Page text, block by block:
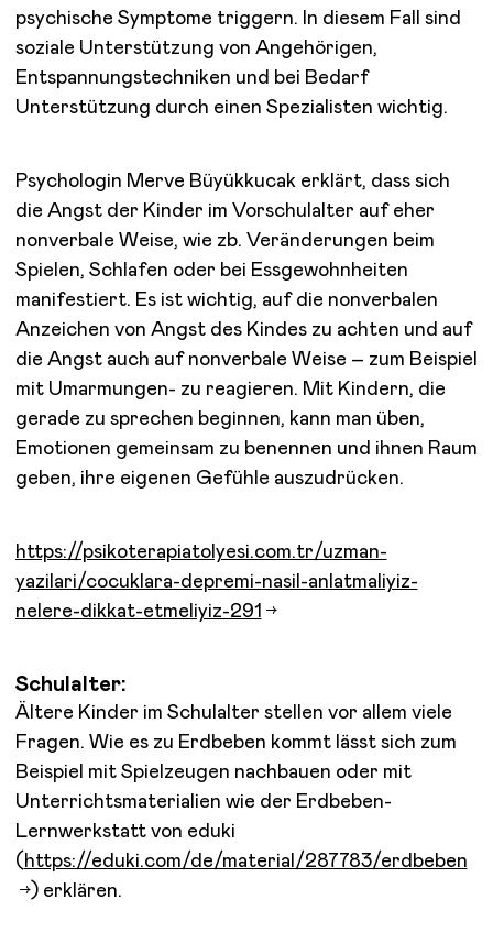
psychische Symptome triggern. In diesem Fall sind
soziale Unterstützung von Angehörigen,
Entspannungstechniken und bei Bedarf
Unterstützung durch einen Spezialisten wichtig.
Psychologin Merve Büyükkucak erklärt, dass sich
die Angst der Kinder im Vorschulalter auf eher
nonverbale Weise, wie zb. Veränderungen beim
Spielen, Schlafen oder bei Essgewohnheiten
manifestiert. Es ist wichtig, auf die nonverbalen
Anzeichen von Angst des Kindes zu achten und auf
die Angst auch auf nonverbale Weise – zum Beispiel
mit Umarmungen- zu reagieren. Mit Kindern, die
gerade zu sprechen beginnen, kann man üben,
Emotionen gemeinsam zu benennen und ihnen Raum
geben, ihre eigenen Gefühle auszudrücken.
https://psikoterapiatolyesi.com.tr/uzman-
yazilari/cocuklara-depremi-nasil-anlatmaliyiz-
nelere-dikkat-etmeliyiz-291
Schulalter:
Ältere Kinder im Schulalter stellen vor allem viele
Fragen. Wie es zu Erdbeben kommt lässt sich zum
Beispiel mit Spielzeugen nachbauen oder mit
Unterrichtsmaterialien wie der Erdbeben-
Lernwerkstatt von eduki
( https://eduki.com/de/material/287783/erdbeben
) erklären.